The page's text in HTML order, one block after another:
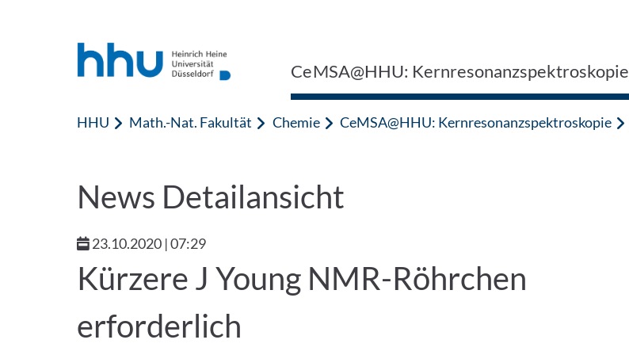
CeMSA@HHU: Kernresonanzspektroskopie
HHU Math.-Nat. Fakultät Chemie CeMSA@HHU: Kernresonanzspektroskopie
News Detailansicht
23.10.2020 | 07:29
Kürzere J Young NMR-Röhrchen
erforderlich